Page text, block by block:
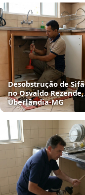
Desobstrução de
no Osvaldo Rezende,
Uberlândia‑MG